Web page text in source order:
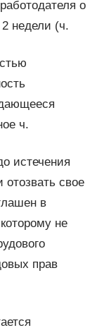
о
недели (ч.
ч.
истечения
свое
в
не
прав